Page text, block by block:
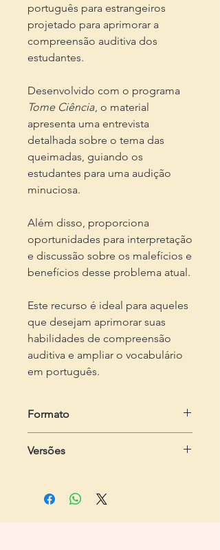
português para estrangeiros
projetado para aprimorar a
compreensão auditiva dos
estudantes.
Desenvolvido com o programa
Tome Ciência, o material
apresenta uma entrevista
detalhada sobre o tema das
queimadas, guiando os
estudantes para uma audição
minuciosa.
Além disso, proporciona
oportunidades para interpretação
e discussão sobre os malefícios e
benefícios desse problema atual.
Este recurso é ideal para aqueles
que desejam aprimorar suas
habilidades de compreensão
auditiva e ampliar o vocabulário
em português.
Formato
Dois arquivos em .pdf
Versões
quatro exercícios
- Do professor:
com 3 páginas,